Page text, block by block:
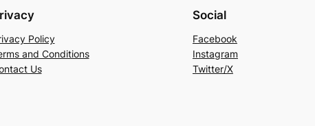
Policy
and Conditions
Us
Social
Facebook
Instagram
Twitter/X